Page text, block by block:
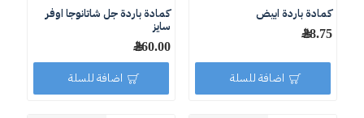
كمادة باردة ابيض
28.75 ﷼
اضافة للسلة
كمادة باردة جل شاتانوجا اوفر
سايز
260.00 ﷼
اضافة للسلة